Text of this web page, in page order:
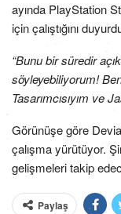
ayında PlayStation
için çalıştığını
“Bunu bir süredir
söyleyebiliyorum!
Tasarımcısıyım ve
Görünüşe göre
çalışma yürütüyor.
gelişmeleri takip
Paylaş